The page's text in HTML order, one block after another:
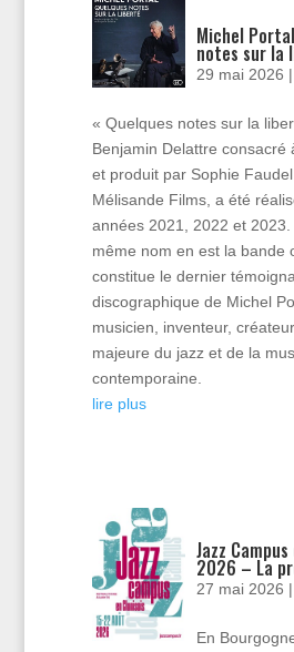
Michel
notes sur la
29 mai 2026
« Quelques notes sur la
Benjamin Delattre consacré
et produit par Sophie
Mélisande Films, a été
années 2021, 2022 et 2023.
même nom en est la bande
constitue le dernier
discographique de Michel
musicien, inventeur,
majeure du jazz et de la
contemporaine.
lire plus
Jazz
2026 – La
27 mai 2026
En